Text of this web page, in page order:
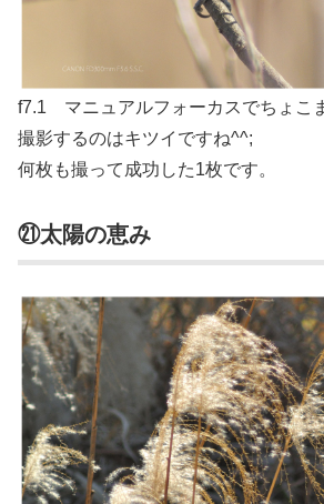
f7.1 マニュアルフォーカスでちょこ
撮影するのはキツイですね^^;
何枚も撮って成功した1枚です。
㉑太陽の恵み